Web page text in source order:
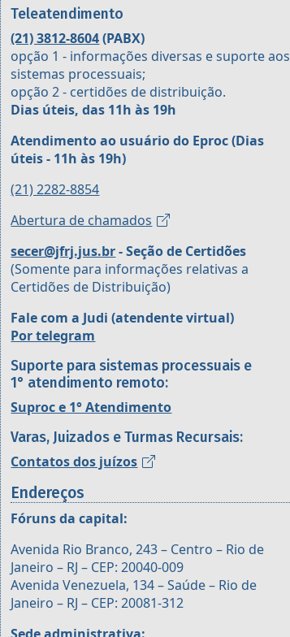
Teleatendimento
(21) 3812-8604(PABX)
opção 1 - informações diversas e suporte aos
sistemas processuais;
opção 2 - certidões de distribuição.
Dias úteis, das 11h às 19h
Atendimento ao usuário do Eproc (Dias
úteis - 11h às 19h)
(21) 2282-8854
Abertura de chamados
secer@jfrj.jus.br- Seção de Certidões
(Somente para informações relativas a
Certidões de Distribuição)
Fale com a Judi (atendente virtual)
Por telegram
Suporte para sistemas processuais e
1° atendimento remoto:
Suproc e 1° Atendimento
Varas, Juizados e Turmas Recursais:
Contatos dos juízos
Endereços
Fóruns da capital:
Avenida Rio Branco, 243 – Centro – Rio de
Janeiro – RJ – CEP: 20040-009
Avenida Venezuela, 134 – Saúde – Rio de
Janeiro – RJ – CEP: 20081-312